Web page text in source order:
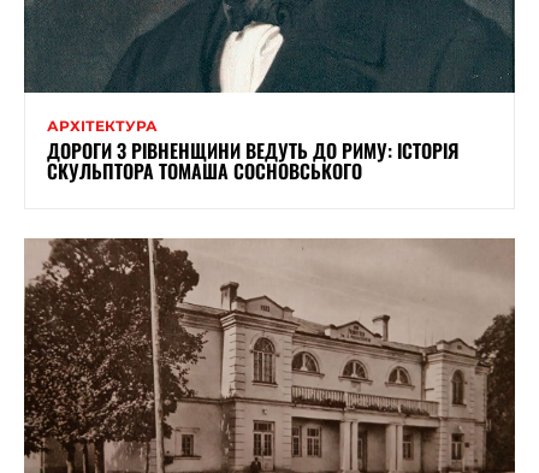
АРХІТЕКТУРА
ДОРОГИ З РІВНЕНЩИНИ ВЕДУТЬ ДО РИМУ: ІСТОРІЯ
СКУЛЬПТОРА ТОМАША СОСНОВСЬКОГО